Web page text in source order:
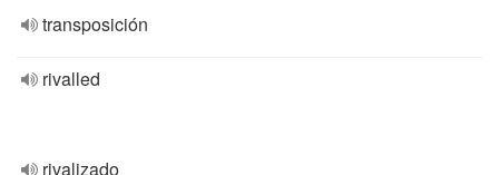
transposición
rivalled
rivalizado